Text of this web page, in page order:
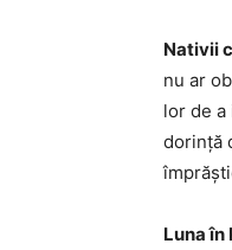
Nativii
nu ar
lor de a
dorință
Luna în